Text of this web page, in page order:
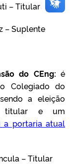
–Titular
– Suplente
do CEng: é
Colegiado do
a eleição
titular e um
a portaria atual
– Titular